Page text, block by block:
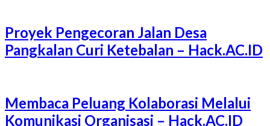
Proyek Pengecoran Jalan Desa
Pangkalan Curi Ketebalan – Hack.AC.ID
Membaca Peluang Kolaborasi Melalui
Komunikasi Organisasi – Hack.AC.ID